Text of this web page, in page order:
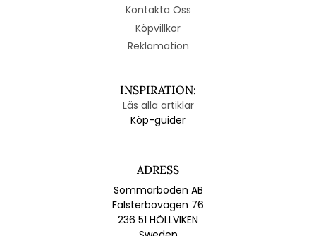
Kontakta Oss
Köpvillkor
Reklamation
INSPIRATION:
Läs alla artiklar
Köp-guider
ADRESS
Sommarboden AB
Falsterbovägen 76
236 51 HÖLLVIKEN